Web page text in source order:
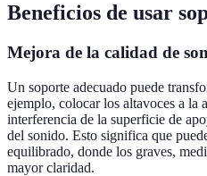
Beneficios de usar
Mejora de la calidad de
Un soporte adecuado puede
ejemplo, colocar los altavoces a la
interferencia de la superficie de
del sonido. Esto significa que
equilibrado, donde los graves,
mayor claridad.